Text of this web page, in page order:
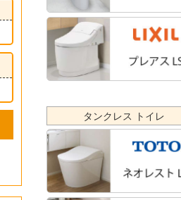
タンクレス トイレ